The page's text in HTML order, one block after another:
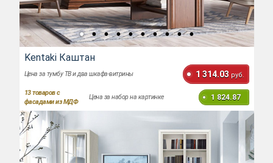
Kentaki Каштан
Цена за тумбу ТВ и два шкафа-витрины 1 314.03 руб.
13товаров с
фасадами из МДФ
Цена за набор на картинке 1 824.87